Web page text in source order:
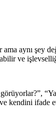
aynı şey
ve
kendini ifade